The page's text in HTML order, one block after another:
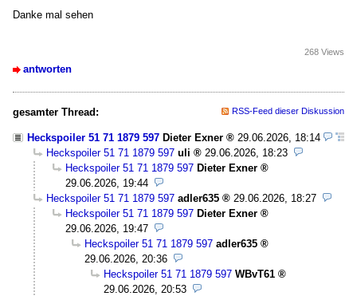
Danke mal sehen
antworten
268 Views
gesamter Thread: RSS-Feed dieser Diskussion
Heckspoiler 51 71 1879 597 Dieter Exner
29.06.2026, 18:14
Heckspoiler 51 71 1879 597 uli
29.06.2026, 18:23
Heckspoiler 51 71 1879 597 Dieter Exner
29.06.2026, 19:44
Heckspoiler 51 71 1879 597 adler635
29.06.2026, 18:27
Heckspoiler 51 71 1879 597 Dieter Exner
29.06.2026, 19:47
Heckspoiler 51 71 1879 597 adler635
29.06.2026, 20:36
Heckspoiler 51 71 1879 597 WBvT61
29.06.2026, 20:53